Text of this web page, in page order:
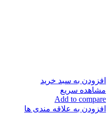
افزودن به سبد خرید
مشاهده سریع
Add to compare
افزودن به علاقه مندی ها